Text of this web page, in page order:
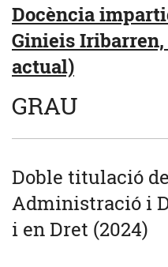
Docència
Ginieis
actual)
GRAU
Doble titulació
Administració i
i en Dret (2024)